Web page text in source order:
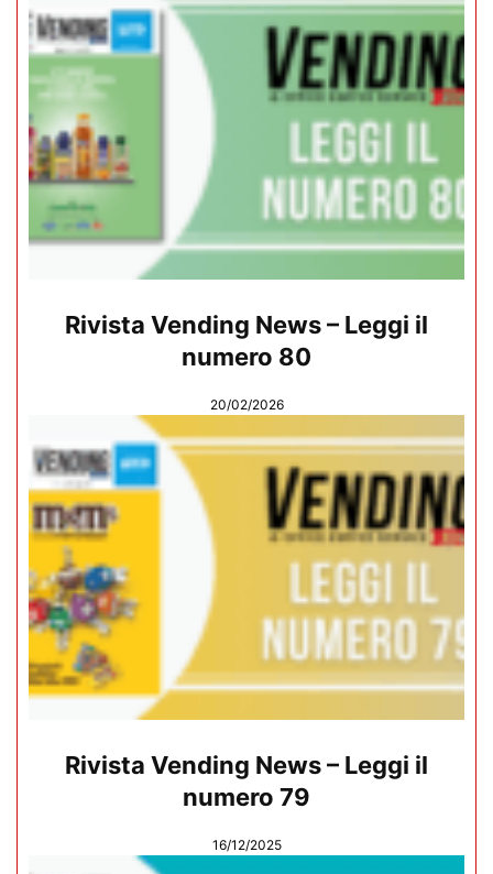
Rivista Vending News – Leggi il
numero 80
20/02/2026
Rivista Vending News – Leggi il
numero 79
16/12/2025